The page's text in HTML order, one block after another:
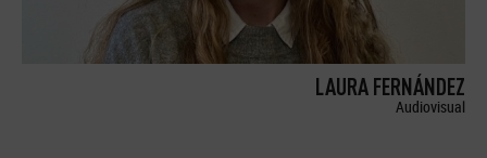
LAURA FERNÁNDEZ
Audiovisual